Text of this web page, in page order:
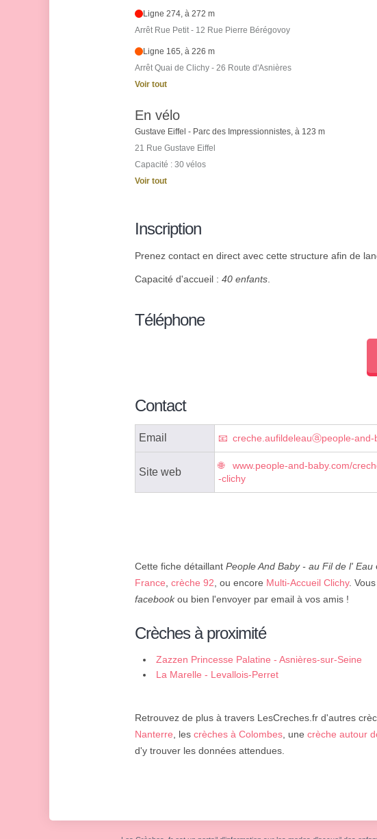
Ligne 274, à 272 m
Arrêt Rue Petit - 12 Rue Pierre Bérégovoy
Ligne 165, à 226 m
Arrêt Quai de Clichy - 26 Route d'Asnières
Voir tout
En vélo
Gustave Eiffel - Parc des Impressionnistes, à 123 m
21 Rue Gustave Eiffel
Capacité : 30 vélos
Voir tout
Inscription
Prenez contact en direct avec cette structure afin de
Capacité d'accueil : 40 enfants.
Téléphone
Contact
Email creche.aufildeleauⓐpeople-and-
Site web
www.people-and-baby.com/
-clichy
Cette fiche détaillant People And Baby - au Fil de l' Eau
France, crèche 92, ou encore Multi-Accueil Clichy.
facebookou bien l'envoyer par email à vos amis !
Crèches à proximité
Zazzen Princesse Palatine - Asnières-sur-Seine
La Marelle - Levallois-Perret
Retrouvez de plus à travers LesCreches.fr d'autres
Nanterre, les crèches à Colombes, une crèche autour
d'y trouver les données attendues.